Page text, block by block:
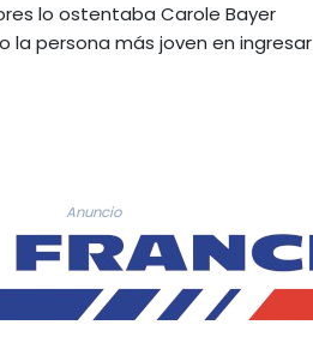
lo ostentaba Carole Bayer
la persona más joven en ingresar
Anuncio